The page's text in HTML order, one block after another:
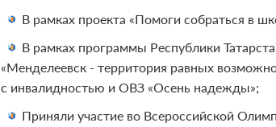
В рамках проекта «Помоги собраться в
В рамках программы Республики
«Менделеевск - территория равных
с инвалидностью и ОВЗ «Осень надежды»;
Приняли участие во Всероссийской